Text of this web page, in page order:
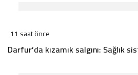
11 saat önce
Darfur’da kızamık salgını: Sağlık